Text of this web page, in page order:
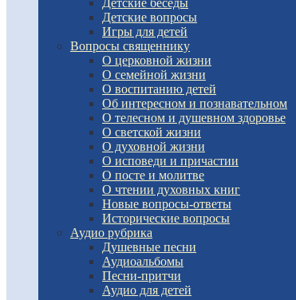
Детские беседы
Детские вопросы
Игры для детей
Вопросы священнику
О церковной жизни
О семейной жизни
О воспитанию детей
Об интересном и познавательном
О телесном и душевном здоровье
О светской жизни
О духовной жизни
О исповеди и причастии
О посте и молитве
О чтении духовных книг
Новые вопросы-ответы
Исторические вопросы
Аудио рубрика
Душевные песни
Аудиоальбомы
Песни-притчи
Аудио для детей